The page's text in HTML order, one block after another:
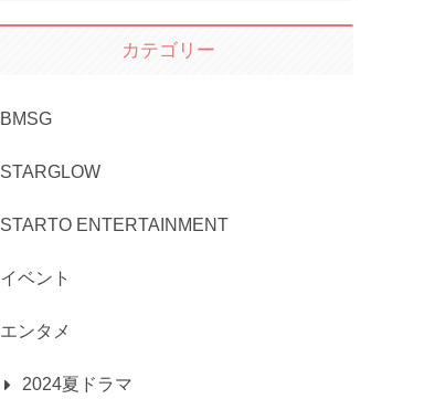
カテゴリー
BMSG
STARGLOW
STARTO ENTERTAINMENT
イベント
エンタメ
2024夏ドラマ